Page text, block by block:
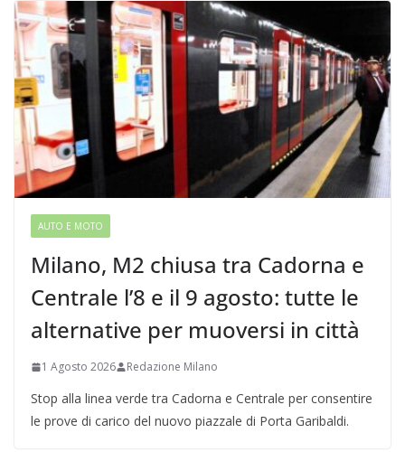
AUTO E MOTO
Milano, M2 chiusa tra Cadorna e
Centrale l’8 e il 9 agosto: tutte le
alternative per muoversi in città
1 Agosto 2026 Redazione Milano
Stop alla linea verde tra Cadorna e Centrale per consentire
le prove di carico del nuovo piazzale di Porta Garibaldi.